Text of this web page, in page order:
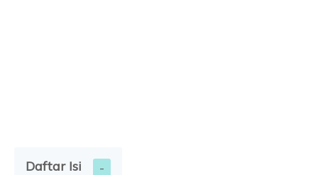
Daftar Isi